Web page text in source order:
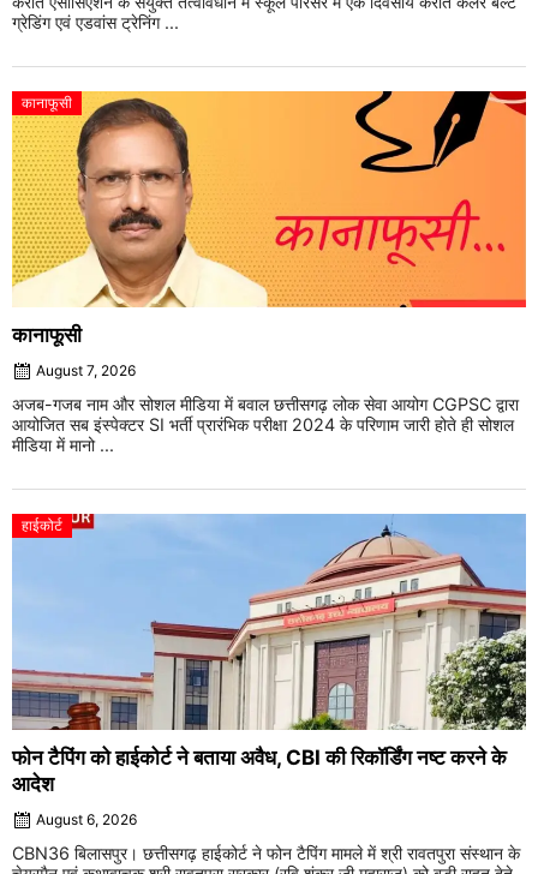
ग्रेडिंग एवं एडवांस ट्रेनिंग ...
कानाफूसी
कानाफूसी
August 7, 2026
अजब-गजब नाम और सोशल मीडिया में बवाल छत्तीसगढ़ लोक सेवा आयोग CGPSC द्वारा
आयोजित सब इंस्पेक्टर SI भर्ती प्रारंभिक परीक्षा 2024 के परिणाम जारी होते ही सोशल
मीडिया में मानो ...
हाईकोर्ट
फोन टैपिंग को हाईकोर्ट ने बताया अवैध, CBI की रिकॉर्डिंग नष्ट करने के
आदेश
August 6, 2026
CBN36 बिलासपुर। छत्तीसगढ़ हाईकोर्ट ने फोन टैपिंग मामले में श्री रावतपुरा संस्थान के